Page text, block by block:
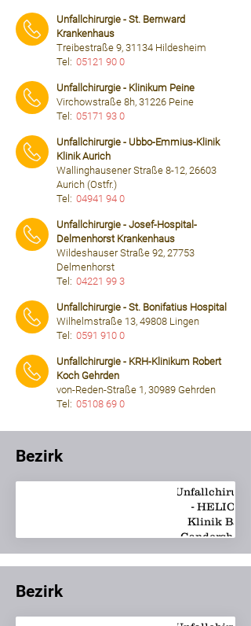
Unfallchirurgie - St. Bernward
Krankenhaus
Treibestraße 9, 31134 Hildesheim
Tel: 05121 90 0
Unfallchirurgie - Klinikum Peine
Virchowstraße 8h, 31226 Peine
Tel: 05171 93 0
Unfallchirurgie - Ubbo-Emmius-Klinik
Klinik Aurich
Wallinghausener Straße 8-12, 26603
Aurich (Ostfr.)
Tel: 04941 94 0
Unfallchirurgie - Josef-Hospital-
Delmenhorst Krankenhaus
Wildeshauser Straße 92, 27753
Delmenhorst
Tel: 04221 99 3
Unfallchirurgie - St. Bonifatius Hospital
Wilhelmstraße 13, 49808 Lingen
Tel: 0591 910 0
Unfallchirurgie - KRH-Klinikum Robert
Koch Gehrden
von-Reden-Straße 1, 30989 Gehrden
Tel: 05108 69 0
Bezirk
- HELIOS
Klinik Bad
Gandersheim
Bezirk